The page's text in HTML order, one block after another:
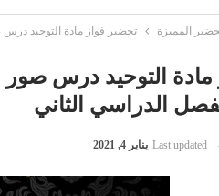
المميزة تحضير فواز مادة التوحيد
التوحيد درس صور
الدراسي الثاني
Last updated يناير 4, 2021